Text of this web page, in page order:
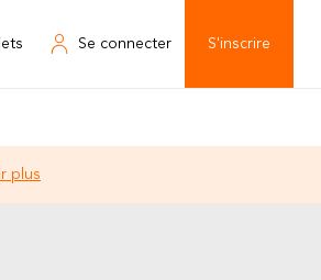
S'inscrire
Se connecter
plus